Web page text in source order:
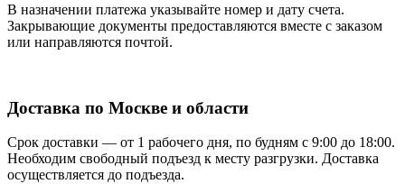
В назначении платежа указывайте номер и дату счета.
Закрывающие документы предоставляются вместе с заказом
или направляются почтой.
Доставка по Москве и области
Срок доставки — от 1 рабочего дня, по будням с 9:00 до 18:00.
Необходим свободный подъезд к месту разгрузки. Доставка
осуществляется до подъезда.